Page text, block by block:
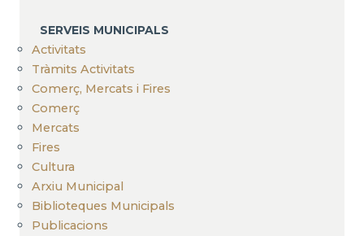
PERFIL
DEL
ANUNCIS
SERVEIS MUNICIPALS
Activitats
Tràmits Activitats
Comerç, Mercats i Fires
Comerç
Mercats
Fires
Cultura
Arxiu Municipal
Biblioteques Municipals
Publicacions